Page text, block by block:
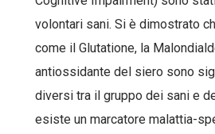
volontari sani. Si è dimostrato
come il Glutatione, la
antiossidante del siero sono
diversi tra il gruppo dei sani e
esiste un marcatore malattia-